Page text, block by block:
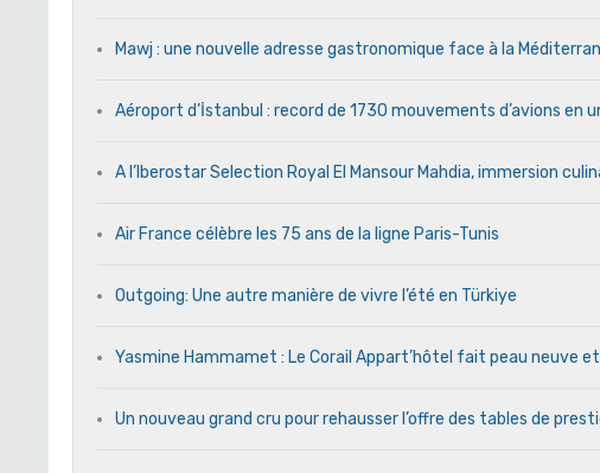
Mawj : une nouvelle adresse gastronomique face à la
Aéroport d’İstanbul : record de 1730 mouvements d’avions en
A l’Iberostar Selection Royal El Mansour Mahdia, immersion
Air France célèbre les 75 ans de la ligne Paris-Tunis
Outgoing: Une autre manière de vivre l’été en Türkiye
Yasmine Hammamet : Le Corail Appart’hôtel fait peau neuve
Un nouveau grand cru pour rehausser l’offre des tables de